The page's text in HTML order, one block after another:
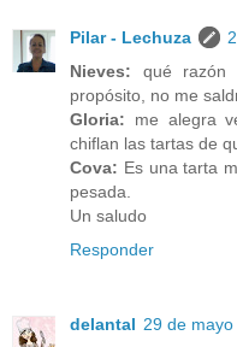
Pilar - Lechuza
Nieves: qué razón
propósito, no me
Gloria: me alegra
chiflan las tartas de
Cova: Es una tarta
pesada.
Un saludo
Responder
delantal 29 de